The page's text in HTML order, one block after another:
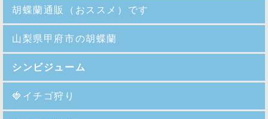
胡蝶蘭通販（おススメ）です
山梨県甲府市の胡蝶蘭
シンビジューム
🍓イチゴ狩り